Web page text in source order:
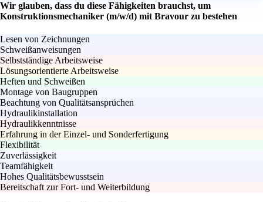
Wir glauben, dass du diese Fähigkeiten brauchst, um
Konstruktionsmechaniker (m/w/d) mit Bravour zu bestehen
Lesen von Zeichnungen
Schweißanweisungen
Selbstständige Arbeitsweise
Lösungsorientierte Arbeitsweise
Heften und Schweißen
Montage von Baugruppen
Beachtung von Qualitätsansprüchen
Hydraulikinstallation
Hydraulikkenntnisse
Erfahrung in der Einzel- und Sonderfertigung
Flexibilität
Zuverlässigkeit
Teamfähigkeit
Hohes Qualitätsbewusstsein
Bereitschaft zur Fort- und Weiterbildung